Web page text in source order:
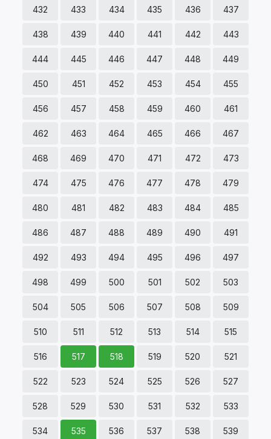
432 433 434 435 436 437
438 439 440 441 442 443
444 445 446 447 448 449
450 451 452 453 454 455
456 457 458 459 460 461
462 463 464 465 466 467
468 469 470 471 472 473
474 475 476 477 478 479
480 481 482 483 484 485
486 487 488 489 490 491
492 493 494 495 496 497
498 499 500 501 502 503
504 505 506 507 508 509
510 511 512 513 514 515
516 517 518 519 520 521
522 523 524 525 526 527
528 529 530 531 532 533
534 535 536 537 538 539